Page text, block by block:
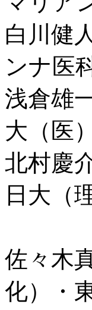
白川健
ンナ医
浅倉雄
大（
北村慶
日大（
中央
佐々木
化）・